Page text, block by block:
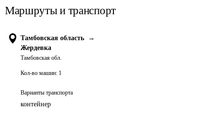
Маршруты и транспорт
Тамбовская область
→
Жердевка
Тамбовская обл.
Кол-во машин: 1
Варианты транспорта
контейнер